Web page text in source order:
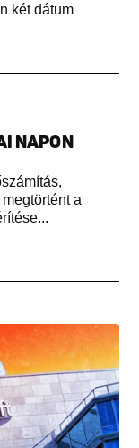
két dátum
NAPON
a